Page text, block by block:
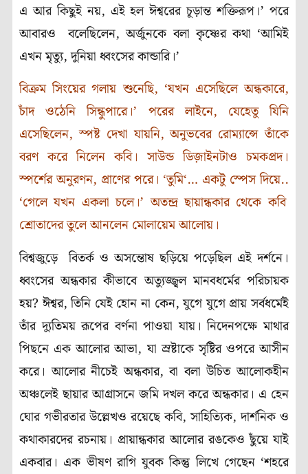
এ আর কিছুই নয়, এই হল ঈশ্বরের চূড়ান্ত শক্তিরূপ।’পরে
আবারও বলেছিলেন,অর্জুনকে বলা কৃষ্ণের কথা ‘আমিই
এখন মৃত্যু,দুনিয়া ধ্বংসের কান্ডারি।’
বিক্রম সিংয়ের গলায় শুনেছি, ‘যখন এসেছিলে অন্ধকারে,
চাঁদ ওঠেনি সিন্ধুপারে।’
পরের লাইনে, যেহেতু যিনি
এসেছিলেন,স্পষ্ট দেখা যায়নি,অনুভবের রোম্যান্সে তাঁকে
বরণ করে নিলেন কবি। সাউন্ড ডিজ়াইনটাও চমকপ্রদ।
স্পর্শের অনুরণন, প্রাণের পরে। ‘তুমি‘… একটু স্পেস দিয়ে..
‘গেলে যখন একলা চলে।’অতন্দ্র ছায়ান্ধকার থেকে কবি
শ্রোতাদের তুলে আনলেন মোলায়েম আলোয়।
বিশ্বজুড়ে বিতর্ক ও অসন্তোষ ছড়িয়ে পড়েছিল এই দর্শনে।
ধ্বংসের অন্ধকার কীভাবে অত্যুজ্জ্বল মানবধর্মের পরিচায়ক
হয়?ঈশ্বর,তিনি যেই হোন না কেন,যুগে যুগে প্রায় সর্বধর্মেই
তাঁর দ্যুতিময় রূপের বর্ণনা পাওয়া যায়। নিদেনপক্ষে মাথার
পিছনে এক আলোর আভা,যা স্রষ্টাকে সৃষ্টির ওপরে আসীন
করে। আলোর নীচেই অন্ধকার, বা বলা উচিত আলোকহীন
অঞ্চলেই ছায়ার আগ্রাসনে জমি দখল করে অন্ধকার। এ হেন
ঘোর গভীরতার উল্লেখও রয়েছে কবি,সাহিত্যিক,দার্শনিক ও
কথাকারদের রচনায়। প্রায়ান্ধকার আলোর রঙকেও ছুঁয়ে যাই
একবার। এক ভীষণ রাগি যুবক কিন্তু লিখে গেছেন ‘শহরে